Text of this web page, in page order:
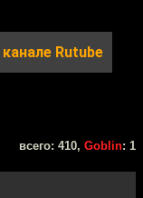
канале Rutube
всего: 410, Goblin: 1